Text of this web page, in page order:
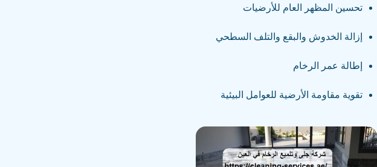
تحسين المظهر العام للأرضيات
إزالة الخدوش والبقع والتلف السطحي
إطالة عمر الرخام
تقوية مقاومة الأرضية للعوامل البيئية